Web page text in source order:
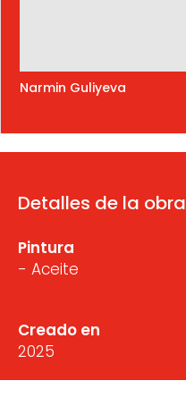
Narmin Guliyeva
Detalles de la obra
Pintura
- Aceite
Creado en
2025